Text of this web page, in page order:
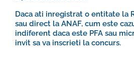
Daca ati inregistrat o entitate la
sau direct la ANAF, cum este
indiferent daca este PFA sau
invit sa va inscrieti la concurs.